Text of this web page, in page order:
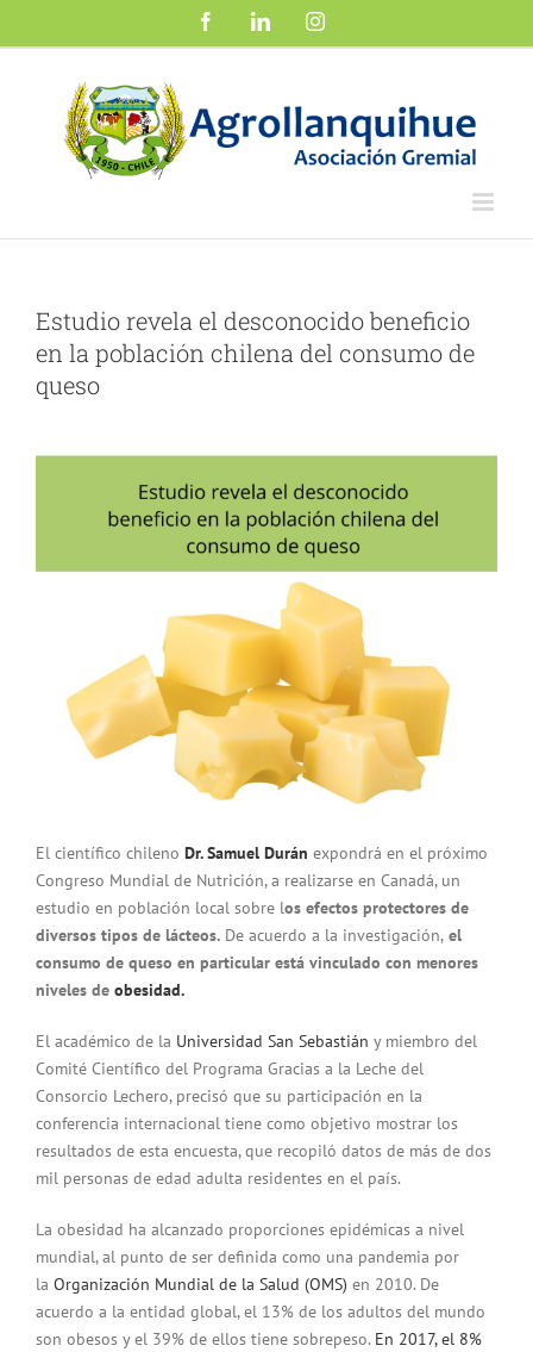
FacebookLinkedInInstagram
Estudio revela el desconocido beneficio
en la población chilena del consumo de
queso
imagen
El científico chileno Dr. Samuel Durán expondrá en el próximo
Congreso Mundial de Nutrición, a realizarse en Canadá, un
estudio en población local sobre los efectos protectores de
diversos tipos de lácteos. De acuerdo a la investigación, el
consumo de queso en particular está vinculado con menores
niveles de obesidad.
El académico de la Universidad San Sebastián y miembro del
Comité Científico del Programa Gracias a la Leche del
Consorcio Lechero, precisó que su participación en la
conferencia internacional tiene como objetivo mostrar los
resultados de esta encuesta, que recopiló datos de más de dos
mil personas de edad adulta residentes en el país.
La obesidad ha alcanzado proporciones epidémicas a nivel
mundial, al punto de ser definida como una pandemia por
la Organización Mundial de la Salud (OMS) en 2010. De
acuerdo a la entidad global, el 13% de los adultos del mundo
son obesos y el 39% de ellos tiene sobrepeso. En 2017, el 8%